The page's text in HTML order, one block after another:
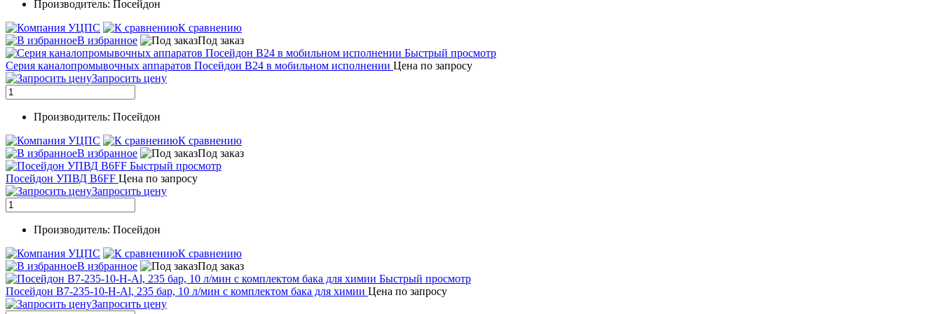
Производитель: Посейдон
К сравнению
В избранное
Под заказ
Быстрый просмотр
Серия каналопромывочных аппаратов Посейдон B24 в мобильном исполнении Цена по запросу
Запросить цену
Производитель: Посейдон
К сравнению
В избранное
Под заказ
Быстрый просмотр
Посейдон УПВД B6FF Цена по запросу
Запросить цену
Производитель: Посейдон
К сравнению
В избранное
Под заказ
Быстрый просмотр
Посейдон B7-235-10-H-Al, 235 бар, 10 л/мин с комплектом бака для химии Цена по запросу
Запросить цену